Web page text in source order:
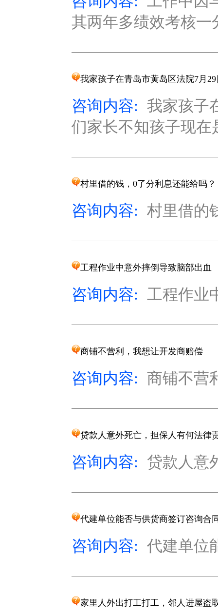
其两年多绩效考核一
我家孩子在青岛市黄岛区法院7月
咨询内容: 我家孩子
们家长不知孩子现在
村里借的钱，0了分利息还能给吗？
咨询内容: 村里借的
工程作业中意外摔倒导致脑部出血
咨询内容: 工程作业
商铺不营利，我想让开发商赔偿
咨询内容: 商铺不营
贷款人意外死亡，担保人有何法律
咨询内容: 贷款人意
代建单位能否与供货商签订咨询合
咨询内容: 代建单位
家里人外出打工打工，邻人进屋盗